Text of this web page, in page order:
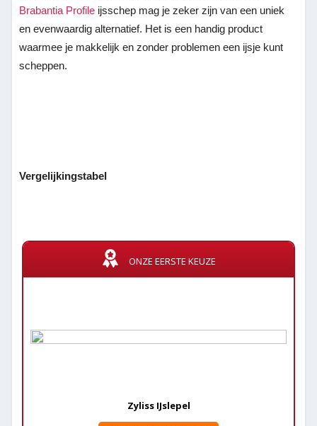
Brabantia Profile ijsschep mag je zeker zijn van een uniek
en evenwaardig alternatief. Het is een handig product
waarmee je makkelijk en zonder problemen een ijsje kunt
scheppen.
Vergelijkingstabel
ONZE EERSTE KEUZE
Zyliss IJslepel